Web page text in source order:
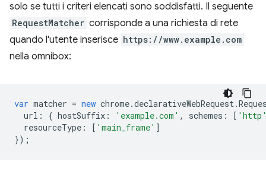
solo se tutti i criteri elencati sono soddisfatti. Il seguente
RequestMatcher corrisponde a una richiesta di rete
quando l'utente inserisce https://www.example.com
nella omnibox:
var matcher = new chrome.declarativeWebRequest.
url : { hostSuffix : 'example.com' , schemes : [
resourceType : [ 'main_frame' ]
});